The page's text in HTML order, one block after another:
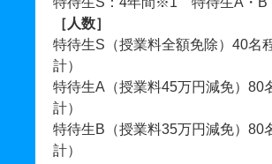
［人数］
特待生S（授業料全額免除）40名
計）
特待生A（授業料45万円減免）80
計）
特待生B（授業料35万円減免）80
計）